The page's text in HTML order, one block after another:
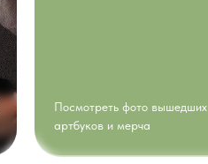
Посмотреть фото вышедших
артбуков и мерча